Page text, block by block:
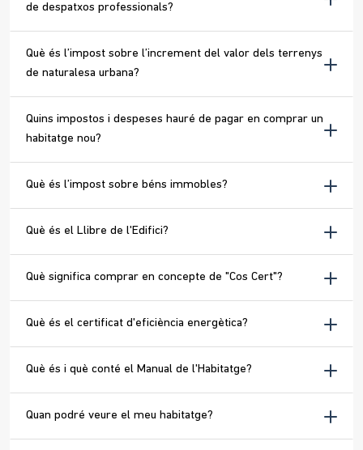
de despatxos professionals?
Què és l’impost sobre l’increment del valor dels terrenys
de naturalesa urbana?
Quins impostos i despeses hauré de pagar en comprar un
habitatge nou?
Què és l’impost sobre béns immobles?
Què és el Llibre de l'Edifici?
Què significa comprar en concepte de "Cos Cert"?
Què és el certificat d'eficiència energètica?
Què és i què conté el Manual de l'Habitatge?
Quan podré veure el meu habitatge?